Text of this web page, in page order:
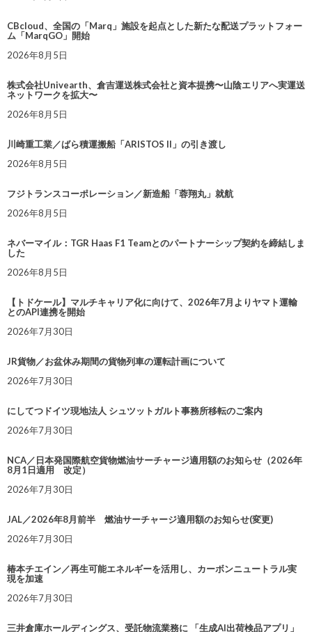
CBcloud、全国の「Marq」施設を起点とした新たな配送プラットフォー
ム「MarqGO」開始
2026年8月5日
株式会社Univearth、倉吉運送株式会社と資本提携〜山陰エリアへ実運送
ネットワークを拡大〜
2026年8月5日
川崎重工業／ばら積運搬船「ARISTOS II」の引き渡し
2026年8月5日
フジトランスコーポレーション／新造船「蓉翔丸」就航
2026年8月5日
ネバーマイル：TGR Haas F1 Teamとのパートナーシップ契約を締結しま
した
2026年8月5日
【トドケール】マルチキャリア化に向けて、2026年7月よりヤマト運輸
とのAPI連携を開始
2026年7月30日
JR貨物／お盆休み期間の貨物列車の運転計画について
2026年7月30日
にしてつドイツ現地法人 シュツットガルト事務所移転のご案内
2026年7月30日
NCA／日本発国際航空貨物燃油サーチャージ適用額のお知らせ（2026年
8月1日適用 改定）
2026年7月30日
JAL／2026年8月前半 燃油サーチャージ適用額のお知らせ(変更)
2026年7月30日
椿本チエイン／再生可能エネルギーを活用し、カーボンニュートラル実
現を加速
2026年7月30日
三井倉庫ホールディングス、受託物流業務に 「生成AI出荷検品アプリ」